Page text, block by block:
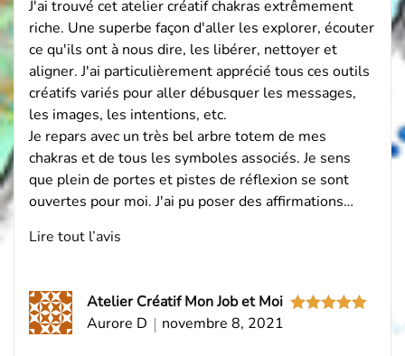
J'ai trouvé cet atelier créatif chakras extrêmement
riche. Une superbe façon d'aller les explorer, écouter
ce qu'ils ont à nous dire, les libérer, nettoyer et
aligner. J'ai particulièrement apprécié tous ces outils
créatifs variés pour aller débusquer les messages,
les images, les intentions, etc.
Je repars avec un très bel arbre totem de mes
chakras et de tous les symboles associés. Je sens
que plein de portes et pistes de réflexion se sont
ouvertes pour moi. J'ai pu poser des affirmations…
Lire tout l’avis
Atelier Créatif Mon Job et Moi
Aurore D
novembre 8, 2021